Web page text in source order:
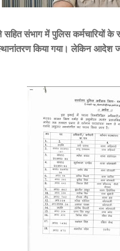
सहित संभाग में पुलिस
किया गया। लेकिन आदेश